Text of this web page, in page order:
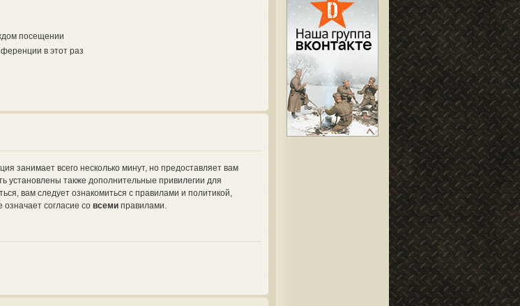
посещении
в этот раз
занимает всего несколько минут, но предоставляет вам
установлены также дополнительные привилегии для
вам следует ознакомиться с правилами и политикой,
согласие со всеми правилами.